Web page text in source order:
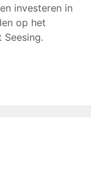
investeren in
op het
Seesing.